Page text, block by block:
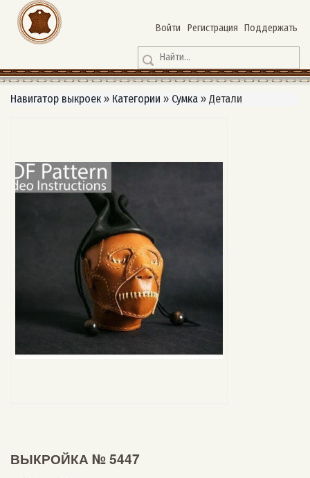
Войти Регистрация Поддержать
Навигатор выкроек » Категории » Сумка » Детали
ВЫКРОЙКА № 5447